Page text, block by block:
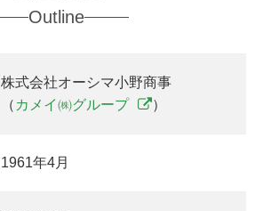
Outline
株式会社オーシマ小野商事
（ カメイ㈱グループ ）
1961年4月